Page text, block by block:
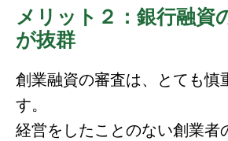
メリット２：銀行融資
が抜群
創業融資の審査は、とても慎
す。
経営をしたことのない創業者